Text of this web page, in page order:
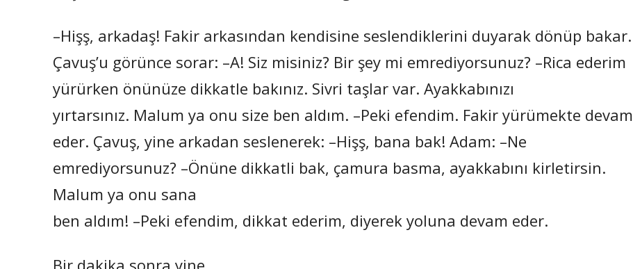
–Hişş, arkadaş! Fakir arkasından kendisine seslendiklerini duyarak dönüp bakar.
Çavuş’u görünce sorar: –A! Siz misiniz? Bir şey mi emrediyorsunuz? –Rica ederim
yürürken önünüze dikkatle bakınız. Sivri taşlar var. Ayakkabınızı
yırtarsınız. Malum ya onu size ben aldım. –Peki efendim. Fakir yürümekte devam
eder. Çavuş, yine arkadan seslenerek: –Hişş, bana bak! Adam: –Ne
emrediyorsunuz? –Önüne dikkatli bak, çamura basma, ayakkabını kirletirsin.
Malum ya onu sana
ben aldım! –Peki efendim, dikkat ederim, diyerek yoluna devam eder.
Bir dakika sonra yine